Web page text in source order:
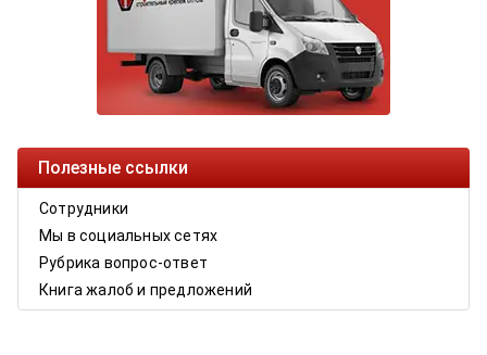
Полезные ссылки
Сотрудники
Мы в социальных сетях
Рубрика вопрос-ответ
Книга жалоб и предложений